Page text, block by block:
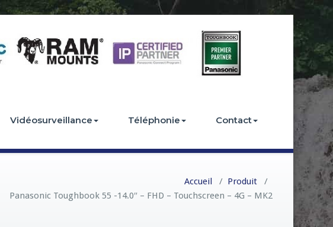
Vidéosurveillance Téléphonie Contact
Accueil / Produit /
Panasonic Toughbook 55 -14.0″ – FHD – Touchscreen – 4G – MK2